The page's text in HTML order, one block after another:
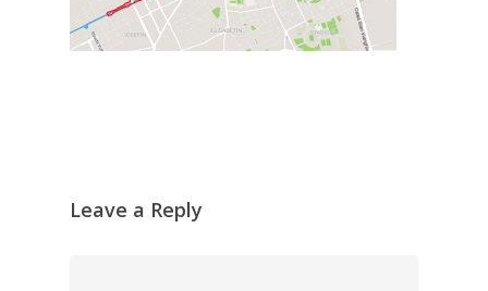
Leave a Reply
Înot în amonte